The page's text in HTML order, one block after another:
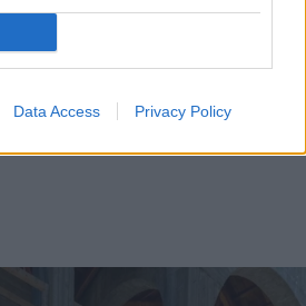
Data Access Privacy Policy